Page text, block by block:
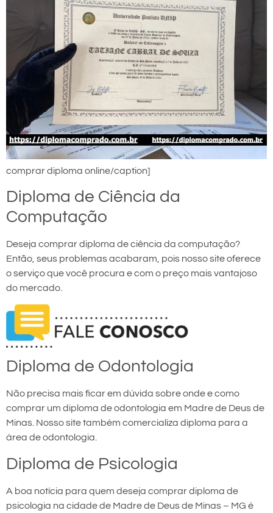
comprar diploma online/caption]
Diploma de Ciência da
Computação
Deseja comprar diploma de ciência da computação?
Então, seus problemas acabaram, pois nosso site oferece
o serviço que você procura e com o preço mais vantajoso
do mercado.
Diploma de Odontologia
Não precisa mais ficar em dúvida sobre onde e como
comprar um diploma de odontologia em Madre de Deus de
Minas. Nosso site também comercializa diploma para a
área de odontologia.
Diploma de Psicologia
A boa notícia para quem deseja comprar diploma de
psicologia na cidade de Madre de Deus de Minas – MG é